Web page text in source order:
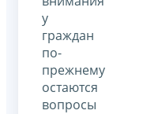
у
граждан
по-
прежнему
остаются
вопросы